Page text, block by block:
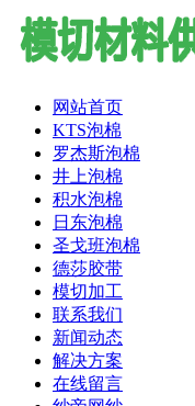
网站首页
KTS泡棉
罗杰斯泡棉
井上泡棉
积水泡棉
日东泡棉
圣戈班泡棉
德莎胶带
模切加工
联系我们
新闻动态
解决方案
在线留言